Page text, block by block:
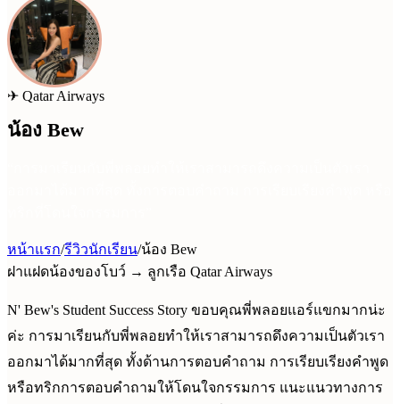
✈ Qatar Airways
น้อง Bew
หน้าแรก/รีวิวนักเรียน/น้อง Bew
ฝาแฝดน้องของโบว์ → ลูกเรือ Qatar Airways
N' Bew's Student Success Story ขอบคุณพี่พลอยแอร์แขกมากน่ะ
ค่ะ การมาเรียนกับพี่พลอยทำให้เราสามารถดึงความเป็นตัวเรา
ออกมาได้มากที่สุด ทั้งด้านการตอบคำถาม การเรียบเรียงคำพูด
หรือทริกการตอบคำถามให้โดนใจกรรมการ แนะแนวทางการ